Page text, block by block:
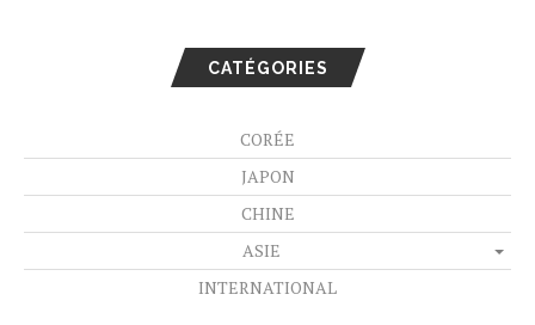
CATÉGORIES
CORÉE
JAPON
CHINE
ASIE
INTERNATIONAL